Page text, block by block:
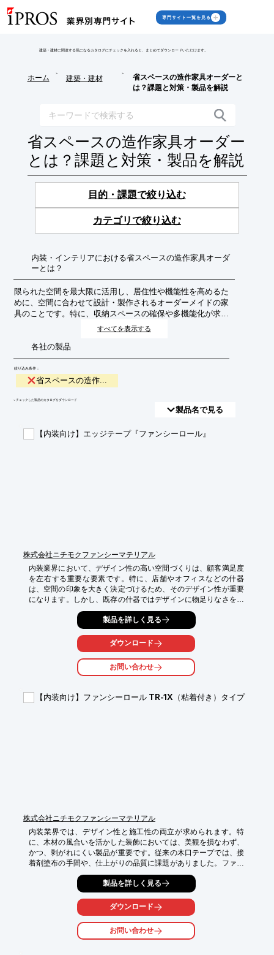
専門サイト一覧を見る
建築・建材に関連する気になるカタログにチェックを入れると、まとめてダウンロードいただけます。
ホーム
>
建築・建材
>
省スペースの造作家具オーダーと
は？課題と対策・製品を解説
省スペースの造作家具オーダー
とは？課題と対策・製品を解説
目的・課題で絞り込む
カテゴリで絞り込む
内装・インテリアにおける省スペースの造作家具オーダ
ーとは？
限られた空間を最大限に活用し、居住性や機能性を高めるた
めに、空間に合わせて設計・製作されるオーダーメイドの家
具のことです。特に、収納スペースの確保や多機能化が求め
られる現代の住宅事情において、その重要性が増していま
すべてを表示する
各社の製品
絞り込み条件：
省スペースの造作...
​▼チェックした製品のカタログをダウンロード
製品名で見る
【内装向け】エッジテープ『ファンシーロール』
株式会社ニチモクファンシーマテリアル
内装業界において、デザイン性の高い空間づくりは、顧客満足度
を左右する重要な要素です。特に、店舗やオフィスなどの什器
は、空間の印象を大きく決定づけるため、そのデザイン性が重要
になります。しかし、既存の什器ではデザインに物足りなさを感
じたり、コストや耐久性に課題を感じることもあるでしょう。エ
ッジテープ『ファンシーロール』は、本物の木を使用すること
で、什器のデザイン性を高め、空間全体のグレードアップを実現
【活用シーン】
・店舗のカウンターや陳列棚
・住宅の収納棚やドア
製品を詳しく見る
ダウンロード
お問い合わせ
【内装向け】ファンシーロール TR-1X（粘着付き）タイプ
株式会社ニチモクファンシーマテリアル
内装業界では、デザイン性と施工性の両立が求められます。特
に、木材の風合いを活かした装飾においては、美観を損なわず、
かつ、剥がれにくい製品が重要です。従来の木口テープでは、接
着剤塗布の手間や、仕上がりの品質に課題がありました。ファン
シーロール TR-1X（粘着付き）タイプは、これらの課題を解決し
【活用シーン】
*   木製家具の装飾
*   内装ドアの木口面
*   壁面パネルの木口面
製品を詳しく見る
ダウンロード
お問い合わせ